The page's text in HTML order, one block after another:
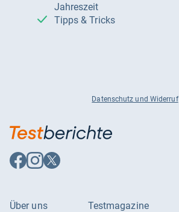
Jahreszeit
Tipps & Tricks
Datenschutz und Widerruf
Auf
Facebook
Auf
Instagram
Auf
X
Über uns
Testmagazine